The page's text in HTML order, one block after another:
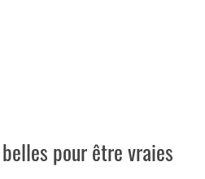
pour être vraies